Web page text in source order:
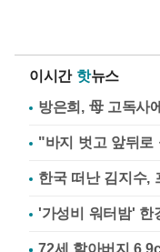
이시간 핫뉴스
방은희, 母 고독사
"바지 벗고 앞뒤
한국 떠난 김지수,